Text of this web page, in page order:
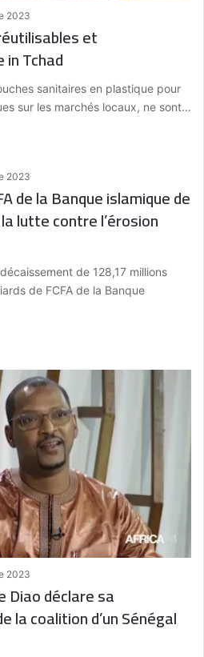
2023
et
Tchad
sanitaires en plastique pour
sur les marchés locaux, ne sont…
2023
de la Banque islamique de
lutte contre l’érosion
de 128,17 millions
de FCFA de la Banque
2023
Diao déclare sa
la coalition d’un Sénégal